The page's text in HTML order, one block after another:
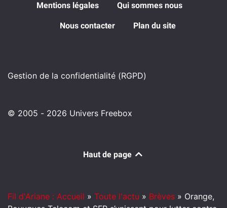
Mentions légales Qui sommes nous
Nous contacter Plan du site
Gestion de la confidentialité (RGPD)
© 2005 - 2026 Univers Freebox
Haut de page
Fil d'Ariane : Accueil » Toute l'actu » Brèves » Orange,